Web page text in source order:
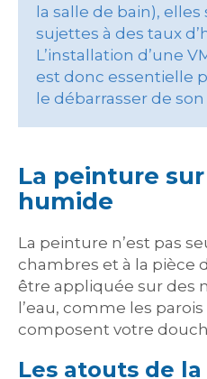
la salle de bain),
sujettes à des taux
L’installation d’une
est donc essentielle
le débarrasser de
La peinture
humide
La peinture n’est pas
chambres et à la pièce
être appliquée sur des
l’eau, comme les
composent votre
Les atouts de